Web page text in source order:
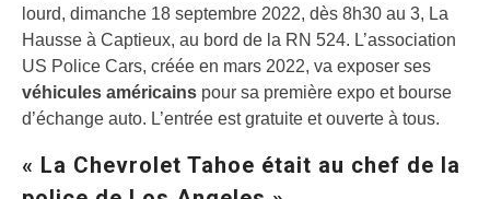
lourd, dimanche 18 septembre 2022, dès 8h30 au 3, La
Hausse à Captieux, au bord de la RN 524. L’association
US Police Cars, créée en mars 2022, va exposer ses
véhicules américains pour sa première expo et bourse
d’échange auto. L’entrée est gratuite et ouverte à tous.
« La Chevrolet Tahoe était au chef de la